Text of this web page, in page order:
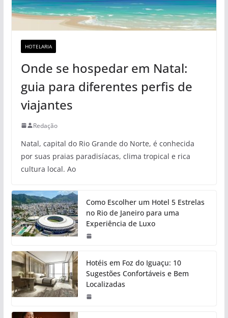
HOTELARIA
Onde se hospedar em Natal:
guia para diferentes perfis de
viajantes
Redação
Natal, capital do Rio Grande do Norte, é conhecida
por suas praias paradisíacas, clima tropical e rica
cultura local. Ao
Como Escolher um Hotel 5 Estrelas
no Rio de Janeiro para uma
Experiência de Luxo
Hotéis em Foz do Iguaçu: 10
Sugestões Confortáveis e Bem
Localizadas